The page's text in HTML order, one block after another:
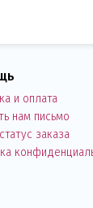
и оплата
нам письмо
заказа